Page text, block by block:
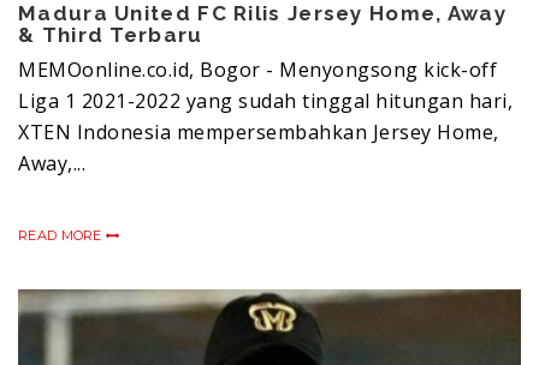
Madura United FC Rilis Jersey Home, Away
& Third Terbaru
MEMOonline.co.id, Bogor - Menyongsong kick-off
Liga 1 2021-2022 yang sudah tinggal hitungan hari,
XTEN Indonesia mempersembahkan Jersey Home,
Away,...
READ MORE